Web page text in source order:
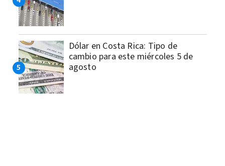
Dólar en Costa Rica: Tipo de
cambio para este miércoles 5 de
agosto